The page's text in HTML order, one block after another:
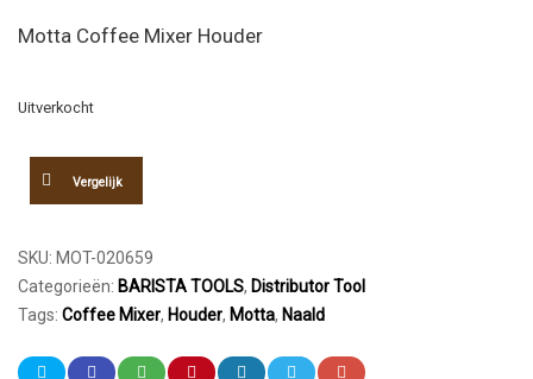
Motta Coffee Mixer Houder
Uitverkocht
Vergelijk
SKU: MOT-020659
Categorieën: BARISTA TOOLS, Distributor Tool
Tags: Coffee Mixer, Houder, Motta, Naald